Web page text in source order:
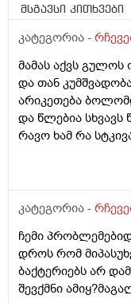
მსგავსი კითხვები
კატეგორია -
მამას აქვს
და თან
არიკეთება
და წლებია სხვავს
რავო ხამ რა
და ფულინრომ
შედეგს იბ ის
იბნის ექიმყან
ექიმის
არაა თან დიდათ
მხრივ და ვერ
კატეგორია -
ჩემი
დროს რომ
ბაქტერიებს არ
შევქმნი